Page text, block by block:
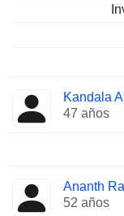
Kandala
47 años
Ananth
52 años